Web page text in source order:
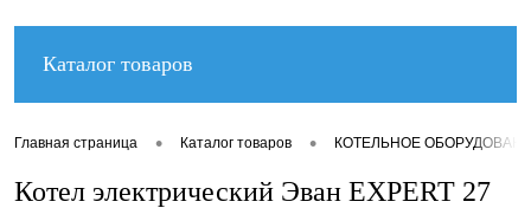
Каталог товаров
Главная страница • Каталог товаров • КОТЕЛЬНОЕ
Котел электрический Эван EXPERT 27